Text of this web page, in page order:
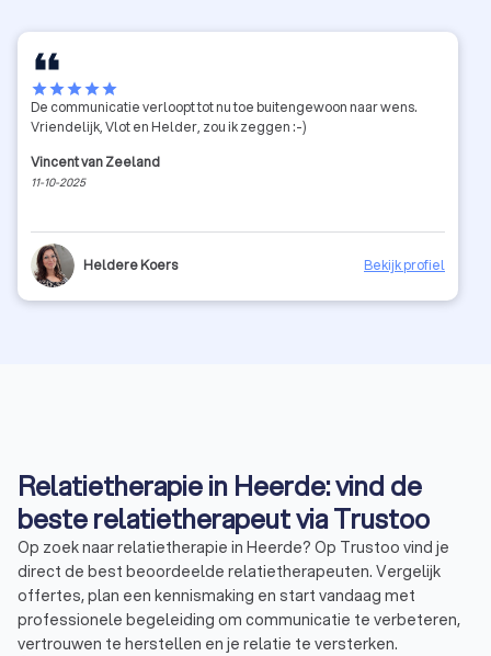
starstarstarstarstar
De communicatie verloopt tot nu toe buitengewoon naar wens.
Vriendelijk, Vlot en Helder, zou ik zeggen :-)
Vincent van Zeeland
11-10-2025
Heldere Koers Bekijk profiel
Relatietherapie in Heerde: vind de
beste relatietherapeut via Trustoo
Op zoek naar relatietherapie in Heerde? Op Trustoo vind je
direct de best beoordeelde relatietherapeuten. Vergelijk
offertes, plan een kennismaking en start vandaag met
professionele begeleiding om communicatie te verbeteren,
vertrouwen te herstellen en je relatie te versterken.